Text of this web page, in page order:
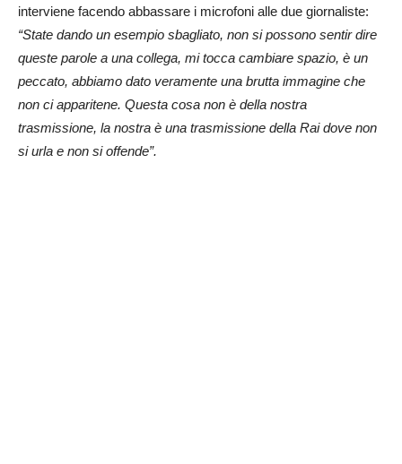
interviene facendo abbassare i microfoni alle due giornaliste:
“State dando un esempio sbagliato, non si possono sentir dire
queste parole a una collega, mi tocca cambiare spazio, è un
peccato, abbiamo dato veramente una brutta immagine che
non ci apparitene. Questa cosa non è della nostra
trasmissione, la nostra è una trasmissione della Rai dove non
si urla e non si offende”.